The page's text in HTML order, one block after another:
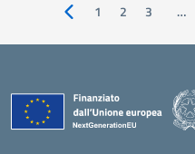
Pagina precedente
1 2 3 …